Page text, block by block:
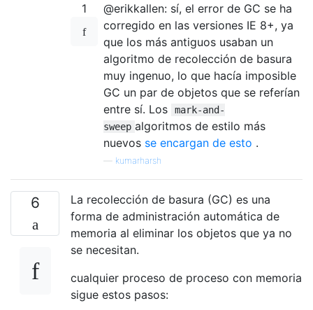
1
@erikkallen: sí, el error de GC se ha
corregido en las versiones IE 8+, ya
que los más antiguos usaban un
algoritmo de recolección de basura
muy ingenuo, lo que hacía imposible
GC un par de objetos que se referían
entre sí. Los
mark-and-
sweep algoritmos de estilo más
nuevos se encargan de esto .
kumarharsh
6
La recolección de basura (GC) es una
forma de administración automática de
memoria al eliminar los objetos que ya no
se necesitan.
cualquier proceso de proceso con memoria
sigue estos pasos: